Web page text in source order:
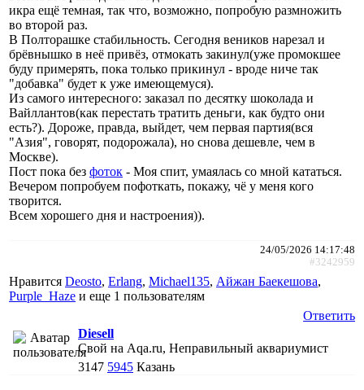
икра ещё темная, так что, возможно, попробую размножить
во второй раз.
В Полторашке стабильность. Сегодня веников нарезал и
брёвнышко в неё привёз, отмокать закинул(уже промокшее
буду примерять, пока только прикинул - вроде ниче так
"добавка" будет к уже имеющемуся).
Из самого интересного: заказал по десятку шоколада и
Вайллантов(как перестать тратить деньги, как будто они
есть?). Дороже, правда, выйдет, чем первая партия(вся
"Азия", говорят, подорожала), но снова дешевле, чем в
Москве).
Пост пока без фоток - Моя спит, умаялась со мной кататься.
Вечером попробуем пофоткать, покажу, чё у меня кого
творится.
Всем хорошего дня и настроения)).
24/05/2026 14:17:48
#3242959
Нравится Deosto, Erlang, Michael135, Айжан Баекешова,
Purple_Haze и еще 1 пользователям
Ответить
Diesell
Свой на Aqa.ru, Неправильный аквариумист
3147 5945 Казань